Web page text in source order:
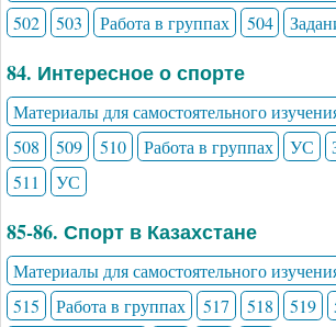
502
503 Работа в группах 504
84. Интересное о спорте
Материалы для самостоятельного
508
509 510 Работа в группах УС
511
УС
85-86. Спорт в Казахстане
Материалы для самостоятельного
515
Работа в группах 517 518 519